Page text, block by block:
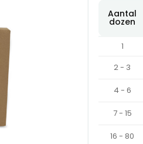
Aantal
dozen
1
2 - 3
4 - 6
7 - 15
16 - 80